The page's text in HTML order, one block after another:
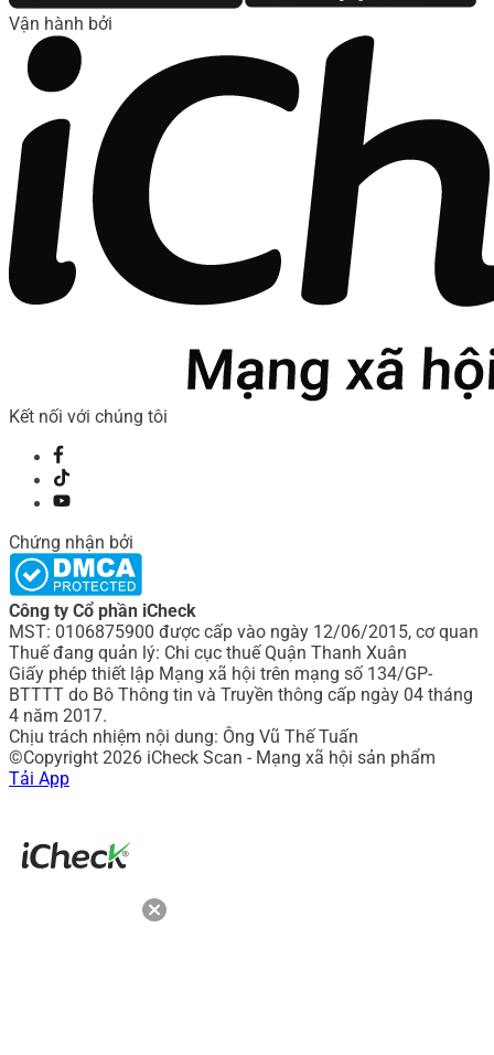
Vận hành bởi
Kết nối với chúng tôi
Chứng nhận bởi
Công ty Cổ phần iCheck
MST: 0106875900 được cấp vào ngày 12/06/2015, cơ quan
Thuế đang quản lý: Chi cục thuế Quận Thanh Xuân
Giấy phép thiết lập Mạng xã hội trên mạng số 134/GP-
BTTTT do Bô Thông tin và Truyền thông cấp ngày 04 tháng
4 năm 2017.
Chịu trách nhiệm nội dung: Ông Vũ Thế Tuấn
©Copyright 2026 iCheck Scan - Mạng xã hội sản phẩm
Tải App